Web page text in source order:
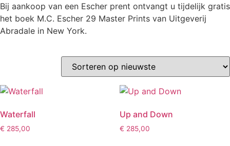
Bij aankoop van een Escher prent ontvangt u tijdelijk gratis
het boek M.C. Escher 29 Master Prints van Uitgeverij
Abradale in New York.
Waterfall
€ 285,00
Up and Down
€ 285,00